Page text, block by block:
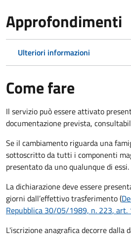
Approfondimenti
Ulteriori informazioni
Come fare
Il servizio può essere attivato
documentazione prevista,
Se il cambiamento riguarda una
sottoscritto da tutti i componenti
presentato da uno qualunque di essi.
La dichiarazione deve essere
giorni dall’effettivo trasferimento (
Repubblica 30/05/1989, n. 223, art.
L'iscrizione anagrafica decorre dalla